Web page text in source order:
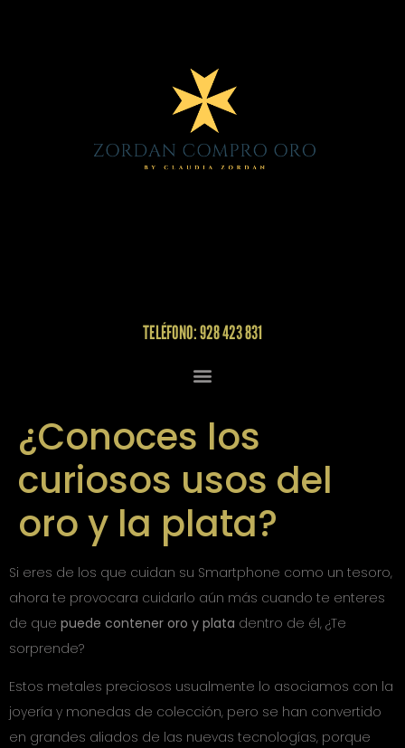
TELÉFONO: 928 423 831
¿Conoces los
curiosos usos del
oro y la plata?
Si eres de los que cuidan su Smartphone como un tesoro,
ahora te provocara cuidarlo aún más cuando te enteres
de que puede contener oro y plata dentro de él, ¿Te
sorprende?
Estos metales preciosos usualmente lo asociamos con la
joyería y monedas de colección, pero se han convertido
en grandes aliados de las nuevas tecnologías, porque